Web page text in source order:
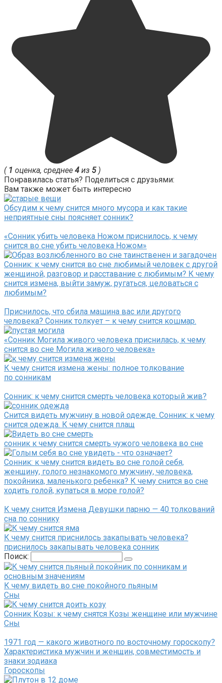
( 1 оценка, среднее 4 из 5)
Понравилась статья? Поделиться с друзьями:
Вам также может быть интересно
Обсудим к чему снится много мусора и как такие
неприятные сны поясняет сонник?
«Сонник убить человека Ножом приснилось, к чему
снится во сне убить человека Ножом»
Сонник: к чему снится во сне любимый человек с другой
женщиной, разговор и расставание с любимым? К чему
снится измена, выйти замуж, ругаться, целоваться с
любимым?
Приснилось, что сбила машина вас или другого
человека? Сонник толкует – к чему снится кошмар.
«Сонник Могила живого человека приснилась, к чему
снится во сне Могила живого человека»
К чему снится измена жены: полное толкование
по сонникам
Сонник: к чему снится смерть человека который жив?
Снится видеть мужчину в новой одежде. Сонник: к чему
снится одежда. К чему снится плащ
сонник к чему снится смерть чужого человека во сне
Сонник: к чему снится видеть во сне голой себя,
женщину, голого незнакомого мужчину, человека,
покойника, маленького ребенка? К чему снится во сне
ходить голой, купаться в море голой?
К чему снится Измена Девушки парню — 40 толкований
сна по соннику
К чему снится приснилось закапывать человека?
приснилось закапывать человека сонник
Поиск:
К чему видеть во сне покойного пьяным
Сны
Сонник Козы: к чему снятся Козы женщине или мужчине
Сны
1971 год — какого животного по восточному гороскопу?
Характеристика мужчин и женщин, совместимость и
знаки зодиака
Гороскопы